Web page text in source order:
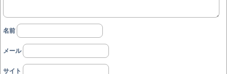
名前
メール
サイト